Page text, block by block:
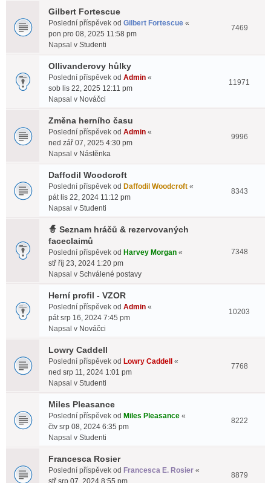
Gilbert Fortescue
Poslední příspěvek od Gilbert Fortescue «
pon pro 08, 2025 11:58 pm
Napsal v Studenti
7469
Ollivanderovy hůlky
Poslední příspěvek od Admin «
sob lis 22, 2025 12:11 pm
Napsal v Nováčci
11971
Změna herního času
Poslední příspěvek od Admin «
ned zář 07, 2025 4:30 pm
Napsal v Nástěnka
9996
Daffodil Woodcroft
Poslední příspěvek od Daffodil Woodcroft «
pát lis 22, 2024 11:12 pm
Napsal v Studenti
8343
🧙 Seznam hráčů & rezervovaných
faceclaimů
Poslední příspěvek od Harvey Morgan «
stř říj 23, 2024 1:20 pm
Napsal v Schválené postavy
7348
Herní profil - VZOR
Poslední příspěvek od Admin «
pát srp 16, 2024 7:45 pm
Napsal v Nováčci
10203
Lowry Caddell
Poslední příspěvek od Lowry Caddell
«
ned srp 11, 2024 1:01 pm
Napsal v Studenti
7768
Miles Pleasance
Poslední příspěvek od Miles Pleasance «
čtv srp 08, 2024 6:35 pm
Napsal v Studenti
8222
Francesca Rosier
Poslední příspěvek od Francesca E. Rosier «
stř srp 07, 2024 8:55 pm
8879